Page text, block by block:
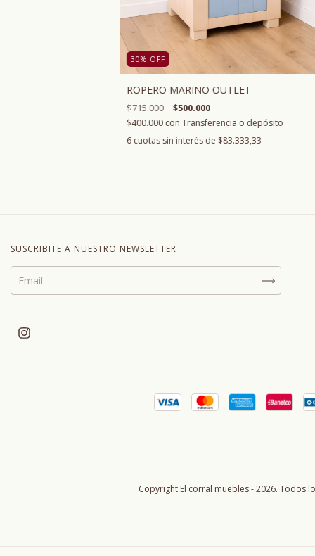
30% OFF
ROPERO MARINO OUTLET
$715.000 $500.000
$400.000con Transferencia o depósito
6cuotas sin interés de $83.333,33
SUSCRIBITE A NUESTRO NEWSLETTER
Copyright El corral muebles - 2026. Todos